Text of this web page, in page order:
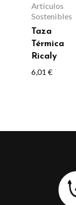
Artículos
Sostenibles
Taza
Térmica
Ricaly
6,01 €